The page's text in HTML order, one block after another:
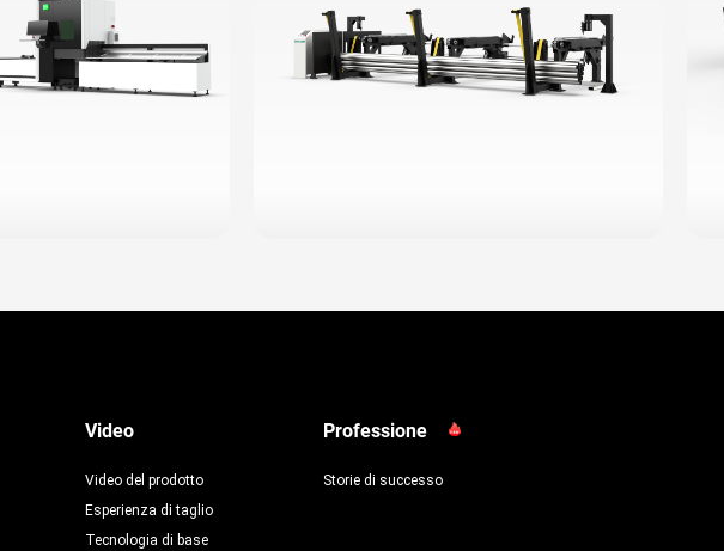
Video
Video del prodotto
Esperienza di taglio
Tecnologia di base
Professione
Storie di successo